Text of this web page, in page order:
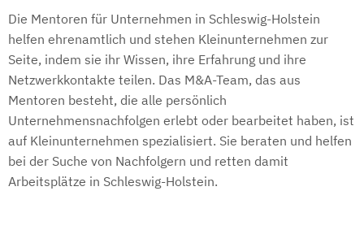
Die Mentoren für Unternehmen in Schleswig-Holstein
helfen ehrenamtlich und stehen Kleinunternehmen zur
Seite, indem sie ihr Wissen, ihre Erfahrung und ihre
Netzwerkkontakte teilen. Das M&A-Team, das aus
Mentoren besteht, die alle persönlich
Unternehmensnachfolgen erlebt oder bearbeitet haben, ist
auf Kleinunternehmen spezialisiert. Sie beraten und helfen
bei der Suche von Nachfolgern und retten damit
Arbeitsplätze in Schleswig-Holstein.